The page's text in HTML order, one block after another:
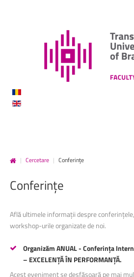
| Cercetare | Conferințe
Conferințe
Află ultimele informații despre
workshop-urile organizate de noi.
Organizăm ANUAL - Conferința
– EXCELENȚĂ ÎN PERFORMANȚĂ.
Acest evenimentse desfășoară pe mai